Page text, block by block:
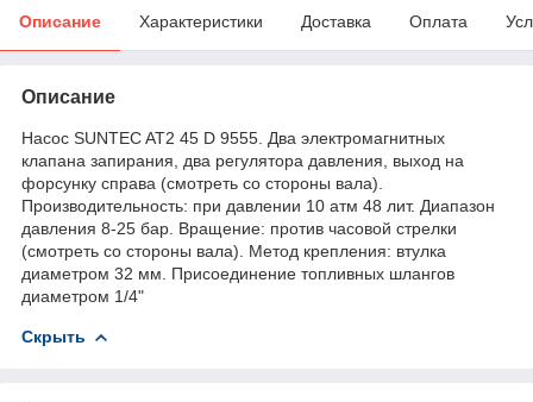
Описание Характеристики Доставка Оплата
Описание
Насос SUNTEC AT2 45 D 9555. Два электромагнитных
клапана запирания, два регулятора давления, выход на
форсунку справа (смотреть со стороны вала).
Производительность: при давлении 10 атм 48 лит. Диапазон
давления 8-25 бар. Вращение: против часовой стрелки
(смотреть со стороны вала). Метод крепления: втулка
диаметром 32 мм. Присоединение топливных шлангов
диаметром 1/4"
Скрыть